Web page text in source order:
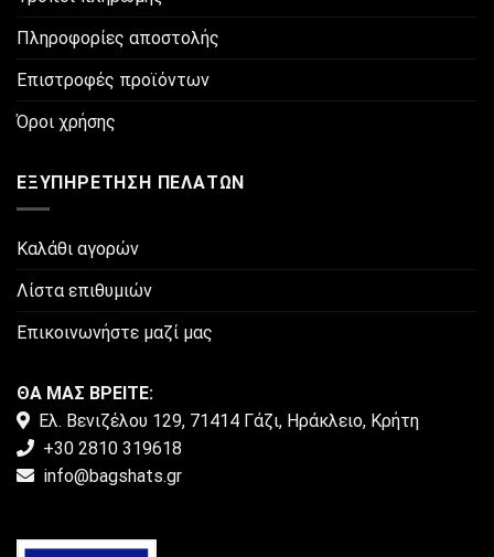
Πληροφορίες αποστολής
Επιστροφές προϊόντων
Όροι χρήσης
ΕΞΥΠΗΡΈΤΗΣΗ ΠΕΛΑΤΏΝ
Καλάθι αγορών
Λίστα επιθυμιών
Επικοινωνήστε μαζί μας
ΘΑ ΜΑΣ ΒΡΕΙΤΕ:
Ελ. Βενιζέλου 129, 71414 Γάζι, Ηράκλειο, Κρήτη
+30 2810 319618
info@bagshats.gr